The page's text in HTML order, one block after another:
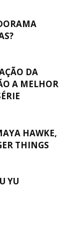
DA
A MELHOR
HAWKE,
THINGS
YU